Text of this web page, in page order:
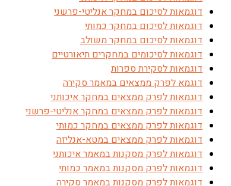
דוגמאות לסיכום במחקר אנליטי-פרשני
דוגמאות לסיכום במחקר כמותי
דוגמאות לסיכום במחקר משולב
דוגמאות לסיכומים במחקרים תיאורטיים
דוגמאות לסקירת ספרות
דוגמא לפרק ממצאים במאמר סקירה
דוגמאות לפרק ממצאים במחקר איכותני
דוגמאות לפרק ממצאים במחקר אנליטי-פרשני
דוגמאות לפרק ממצאים במחקר כמותי
דוגמאות לפרק ממצאים במטא-אנליזה
דוגמאות לפרק מסקנות במאמר איכותני
דוגמאות לפרק מסקנות במאמר כמותי
דוגמאות לפרק מסקנות במאמר סקירה